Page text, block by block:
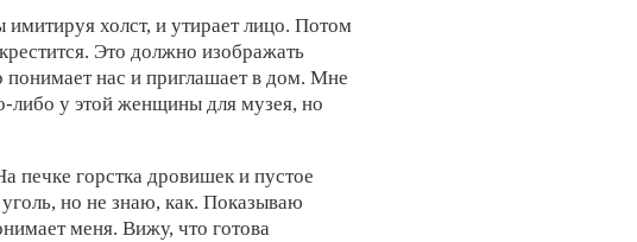
холст, и утирает лицо. Потом
Это должно изображать
понимает нас и приглашает в дом. Мне
либо у этой женщины для музея, но
печке горстка дровишек и пустое
но не знаю, как. Показываю
меня. Вижу, что готова